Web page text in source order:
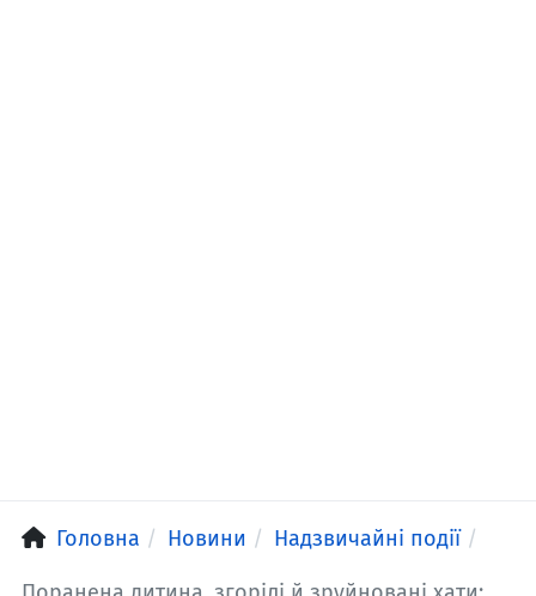
Головна Новини Надзвичайні події